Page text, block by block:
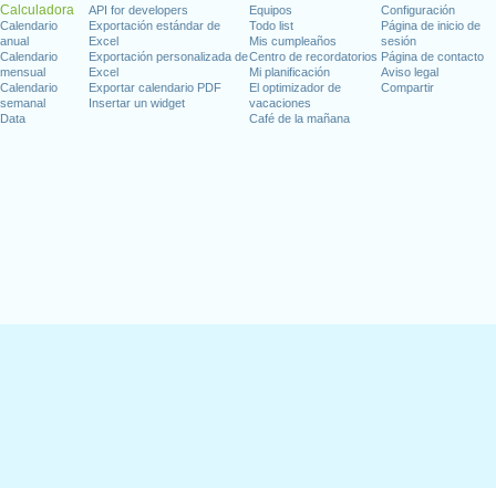
Calculadora
Calendario
anual
Calendario
mensual
Calendario
semanal
Data
API for developers
Exportación estándar de
Excel
Exportación personalizada de
Excel
Exportar calendario PDF
Insertar un widget
Equipos
Todo list
Mis cumpleaños
Centro de recordatorios
Mi planificación
El optimizador de
vacaciones
Café de la mañana
Configuración
Página de inicio de
sesión
Página de contacto
Aviso legal
Compartir